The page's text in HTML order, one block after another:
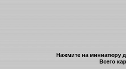
Нажмите на миниатюру
Всего